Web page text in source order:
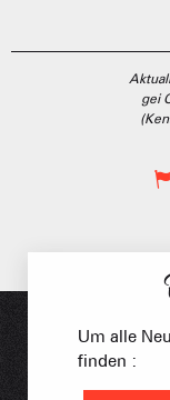
gei
Um alle
finden :